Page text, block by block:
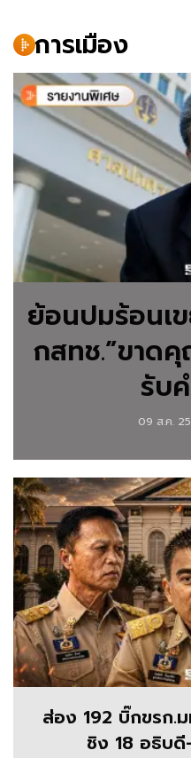
ความ
เคลื่อนไหว
การเมือง
ติดตาม
ข่าว
การเมือง
จาก
ฐาน
เศรษฐกิจ
รายงาน
ความ
เมือง
นโยบาย
รัฐบาล
การ
ประชุม
สภา
พรรคการเมือง
พร้อม
การเมือง
ย้อนปมร้อนเข
กสทช.”ขาด
รับ
09 ส.ค.
ส่อง 192 บิ๊กขรก.
ชิง 18 อธิบ